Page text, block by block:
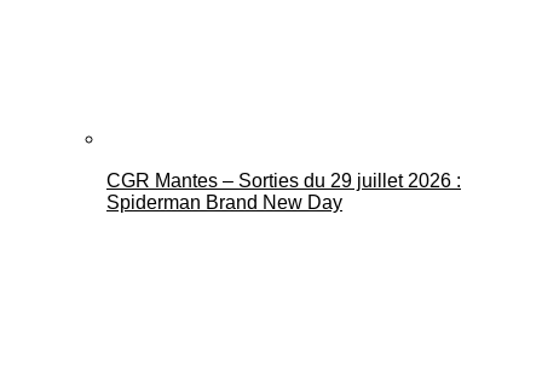
CGR Mantes – Sorties du 29 juillet 2026 :
Spiderman Brand New Day